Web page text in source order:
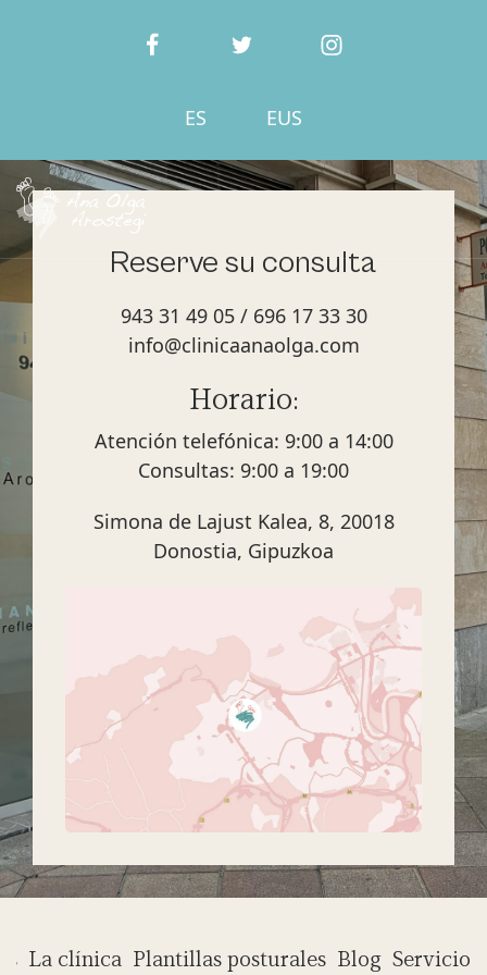
ES EUS
Reserve su consulta
943 31 49 05 / 696 17 33 30
info@clinicaanaolga.com
Horario:
Atención telefónica: 9:00 a 14:00
Consultas: 9:00 a 19:00
Simona de Lajust Kalea, 8, 20018
Donostia, Gipuzkoa
La clínica Plantillas posturales Blog Servicios